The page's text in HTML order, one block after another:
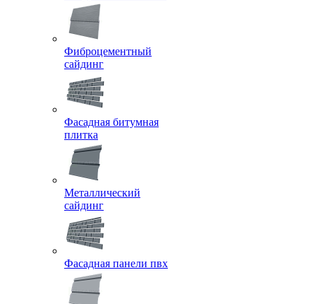
Фиброцементный
сайдинг
Фасадная битумная
плитка
Металлический
сайдинг
Фасадная панели пвх